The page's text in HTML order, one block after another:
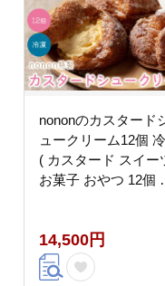
nononのカスタード
ュークリーム12個
( カスタード スイー
お菓子 おやつ 12個
14,500円